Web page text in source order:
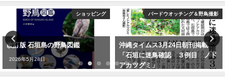
ショッピング
改訂版 石垣島の野鳥図鑑
2026年5月28日
バードウオッチング＆野鳥撮影
沖縄タイムス3月24日朝刊掲載
「石垣に迷鳥確認 ３例目 ノド
アカツグミ」